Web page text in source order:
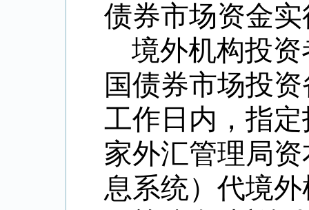
债券市场资金
境外机构投
国债券市场投
工作日内，指
家外汇管理局
息系统）代境